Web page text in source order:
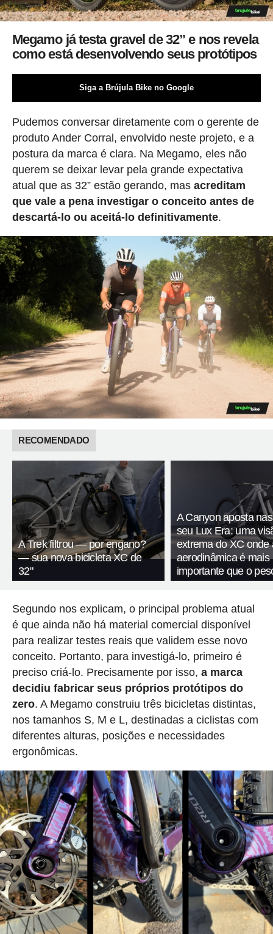
Megamo já testa gravel de 32” e nos revela
como está desenvolvendo seus protótipos
Siga a Brújula Bike no Google
Pudemos conversar diretamente com o gerente de
produto Ander Corral, envolvido neste projeto, e a
postura da marca é clara. Na Megamo, eles não
querem se deixar levar pela grande expectativa
atual que as 32” estão gerando, mas acreditam
que vale a pena investigar o conceito antes de
descartá-lo ou aceitá-lo definitivamente.
RECOMENDADO
A Trek filtrou — por engano?
— sua nova bicicleta XC de
32"
A Canyon aposta
seu Lux Era: uma
extrema do XC onde
aerodinâmica é mais
importante que o
Segundo nos explicam, o principal problema atual
é que ainda não há material comercial disponível
para realizar testes reais que validem esse novo
conceito. Portanto, para investigá-lo, primeiro é
preciso criá-lo. Precisamente por isso, a marca
decidiu fabricar seus próprios protótipos do
zero. A Megamo construiu três bicicletas distintas,
nos tamanhos S, M e L, destinadas a ciclistas com
diferentes alturas, posições e necessidades
ergonômicas.